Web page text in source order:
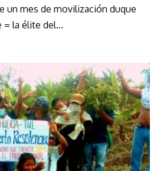
un mes de movilización duque
= la élite del...